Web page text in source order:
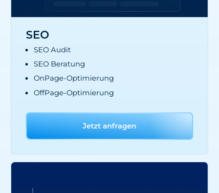
SEO
SEO Audit
SEO Beratung
OnPage-Optimierung
OffPage-Optimierung
Jetzt anfragen